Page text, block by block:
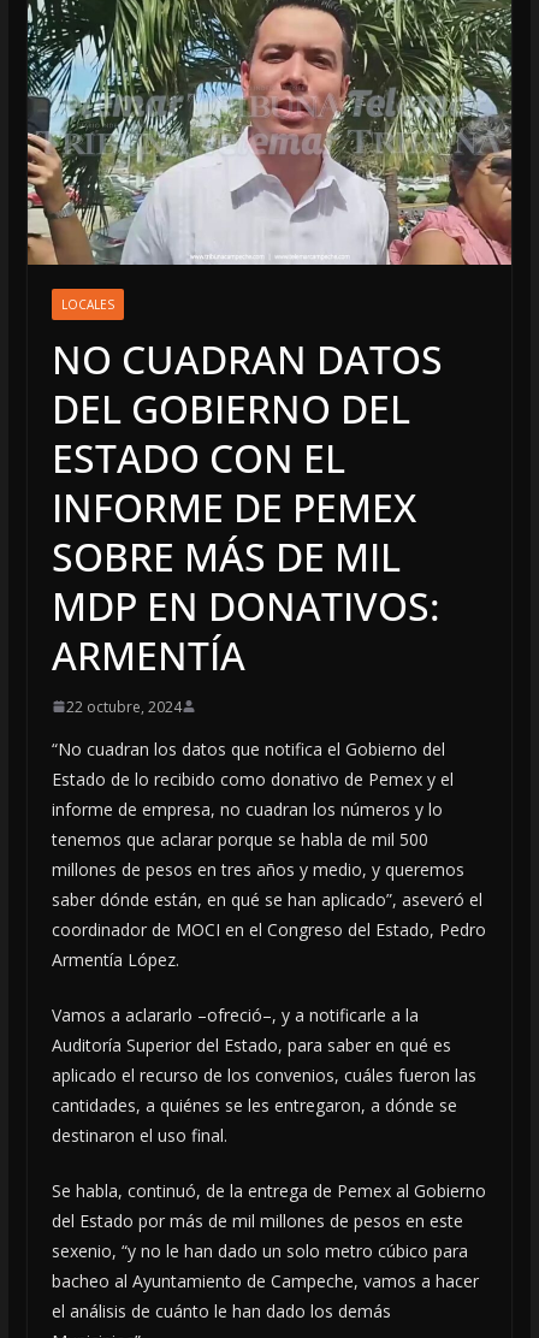
LOCALES
NO CUADRAN DATOS
DEL GOBIERNO DEL
ESTADO CON EL
INFORME DE PEMEX
SOBRE MÁS DE MIL
MDP EN DONATIVOS:
ARMENTÍA
22 octubre, 2024
“No cuadran los datos que notifica el Gobierno del
Estado de lo recibido como donativo de Pemex y el
informe de empresa, no cuadran los números y lo
tenemos que aclarar porque se habla de mil 500
millones de pesos en tres años y medio, y queremos
saber dónde están, en qué se han aplicado”, aseveró el
coordinador de MOCI en el Congreso del Estado, Pedro
Armentía López.
Vamos a aclararlo –ofreció–, y a notificarle a la
Auditoría Superior del Estado, para saber en qué es
aplicado el recurso de los convenios, cuáles fueron las
cantidades, a quiénes se les entregaron, a dónde se
destinaron el uso final.
Se habla, continuó, de la entrega de Pemex al Gobierno
del Estado por más de mil millones de pesos en este
sexenio, “y no le han dado un solo metro cúbico para
bacheo al Ayuntamiento de Campeche, vamos a hacer
el análisis de cuánto le han dado los demás